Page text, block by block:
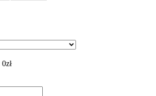
0zł